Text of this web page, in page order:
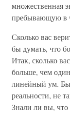
множественная
пребывающую в
Сколько вас
бы думать, что
Итак, сколько
больше, чем
линейный ум.
реальности, не
Знали ли вы, что